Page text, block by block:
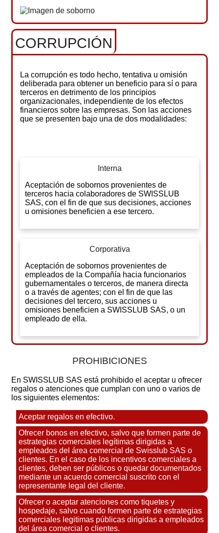
CORRUPCIÓN
La corrupción es todo hecho, tentativa u omisión
deliberada para obtener un beneficio para sí o para
terceros en detrimento de los principios
organizacionales, independiente de los efectos
financieros sobre las empresas. Son las acciones
que se presenten bajo una de dos modalidades:
Interna
Aceptación de sobornos provenientes de
terceros hacia colaboradores de SWISSLUB
SAS, con el fin de que sus decisiones, acciones
u omisiones beneficien a ese tercero.
Corporativa
Aceptación de sobornos provenientes de
empleados de la Compañía hacia funcionarios
gubernamentales o terceros, de manera directa
o a través de agentes; con el fin de que las
decisiones del tercero, sus acciones u
omisiones beneficien a SWISSLUB SAS, o un
empleado de ella.
PROHIBICIONES
En SWISSLUB SAS está prohibido el aceptar u ofrecer
regalos o atenciones que cumplan con uno o varios de
los siguientes elementos:
Aceptar regalos en efectivo.
Ofrecer bonos en efectivo, salvo que formen parte de
estrategias comerciales legítimas dirigidas a
empleados del área comercial de Swisslub SAS o
clientes. En el caso de los incentivos comerciales a
clientes, deben ser públicos o quedar documentados
mediante un acuerdo comercial suscrito con el
representante legal del cliente.
Ofrecer o aceptar atenciones como tiquetes y
hospedaje, salvo cuando formen parte de estrategias
comerciales legitimas públicas dirigidas a empleados
del área comercial o clientes.